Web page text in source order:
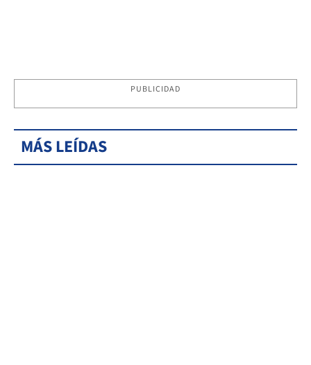
PUBLICIDAD
MÁS LEÍDAS